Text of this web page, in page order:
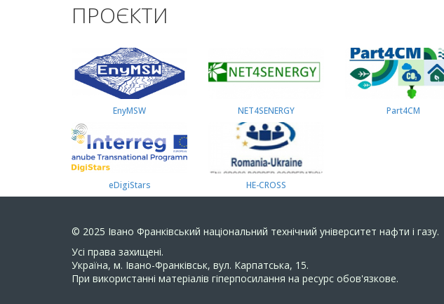
ПРОЄКТИ
EnyMSW NET4SENERGY Part4СМ
eDigiStars HE-CROSS
© 2025 Івано Франківський національний технічний університет нафти і газу.
Усi права захищенi.
Україна, м. Івано-Франківськ, вул. Карпатська, 15.
При використанні матеріалів гіперпосилання на ресурс обов'язкове.